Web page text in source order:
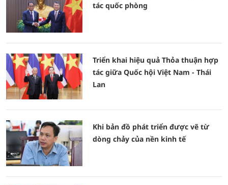
tác quốc phòng
Triển khai hiệu quả Thỏa thuận hợp
tác giữa Quốc hội Việt Nam - Thái
Lan
Khi bản đồ phát triển được vẽ từ
dòng chảy của nền kinh tế